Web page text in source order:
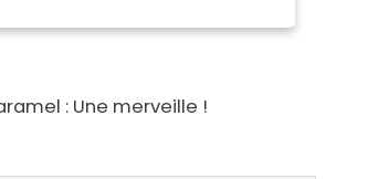
: Une merveille !